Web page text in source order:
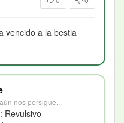
vencido a la bestia
nos persigue...
: Revulsivo